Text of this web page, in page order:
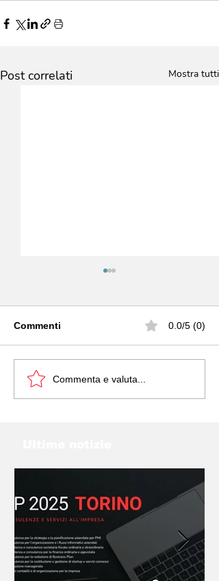
Post correlati Mostra tutti
INVITALIA SPINGE LE
Commenti 0.0/5 (0)
Commenta e valuta...